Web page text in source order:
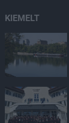
KIEMELT